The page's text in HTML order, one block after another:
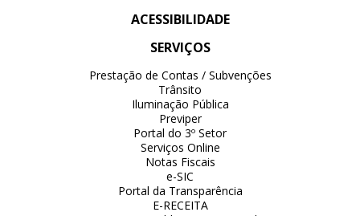
ACESSIBILIDADE
SERVIÇOS
Prestação de Contas / Subvenções
Trânsito
Iluminação Pública
Previper
Portal do 3º Setor
Serviços Online
Notas Fiscais
e-SIC
Portal da Transparência
E-RECEITA